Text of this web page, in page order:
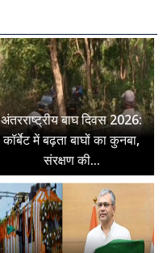
अंतरराष्ट्रीय बाघ दिवस 2026:
कॉर्बेट में बढ़ता बाघों का कुनबा,
संरक्षण की...